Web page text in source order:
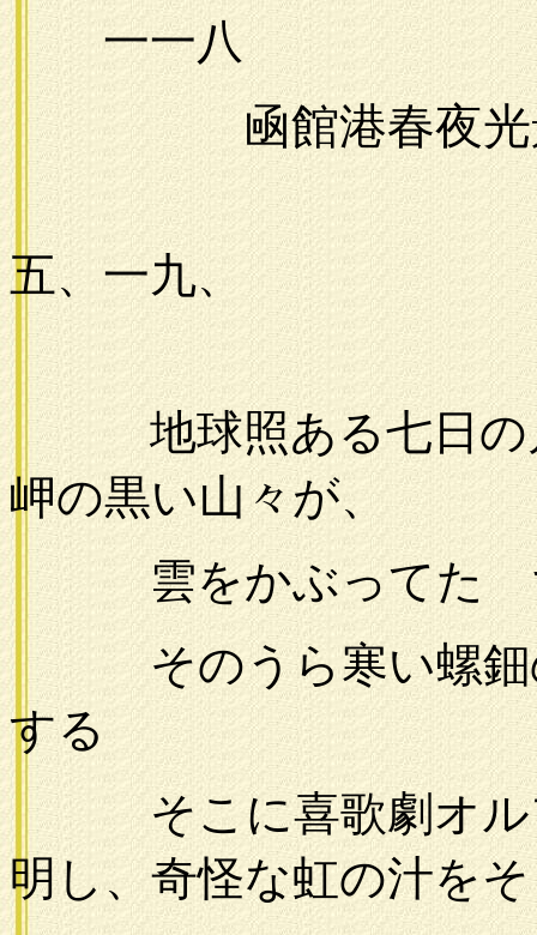
一一八
凾館港春夜
一九
五、一九、
地球照ある七日の月
岬の黒い山々が、
雲をかぶってたゞ
そのうら寒い螺鈿の
する
そこに喜歌劇オルフ
明し、奇怪な虹の汁を